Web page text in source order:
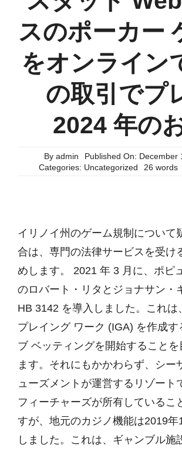
スのポーカー
をオンライン
の取引でプ
2024 年の
By admin
Published On: December
Categories: Uncategorized 26 words
イリノイ州のゲーム規制について
合は、専門の法律サービスを受け
めします。 2021 年 3 月に、ポピ
のロバート・リタとジョナサン・
HB 3142 を導入しました。これは
プレイング ワーク (IGA) を作成す
ブ ベッティングを開始すること
ます。それにもかかわらず、シー
ューズメントが運営するリゾート
フィーチャーズが所有しているこ
すが、地元のカジノ機能は2019年
しました。これは、ギャンブル施